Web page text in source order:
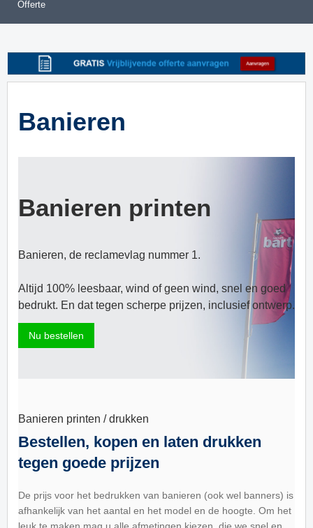
Offerte
Banieren
Banieren printen
Banieren, de reclamevlag nummer 1.
Altijd 100% leesbaar, wind of geen wind, snel en goed
bedrukt. En dat tegen scherpe prijzen, inclusief ontwerp.
Nu bestellen
Banieren printen / drukken
Bestellen, kopen en laten drukken
tegen goede prijzen
De prijs voor het bedrukken van banieren (ook wel banners) is
afhankelijk van het aantal en het model en de hoogte. Om het